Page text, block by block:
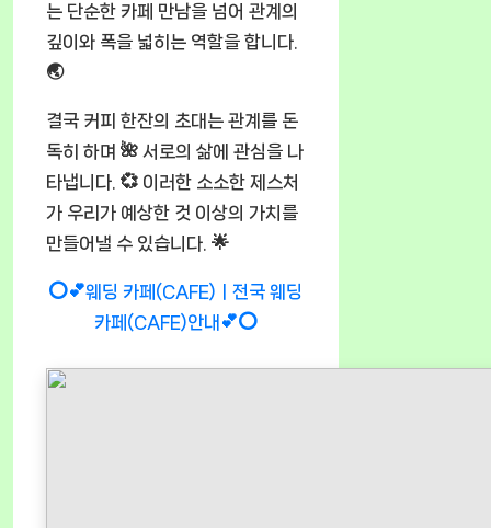
는 단순한 카페 만남을 넘어 관계의
깊이와 폭을 넓히는 역할을 합니다.
🌏
결국 커피 한잔의 초대는 관계를 돈
독히 하며 🌺 서로의 삶에 관심을 나
타냅니다. 💞 이러한 소소한 제스처
가 우리가 예상한 것 이상의 가치를
만들어낼 수 있습니다. 🌟
⭕💕웨딩 카페(CAFE)ㅣ전국 웨딩
카페(CAFE)안내💕⭕